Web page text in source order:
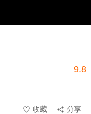
9.8
收藏
分享